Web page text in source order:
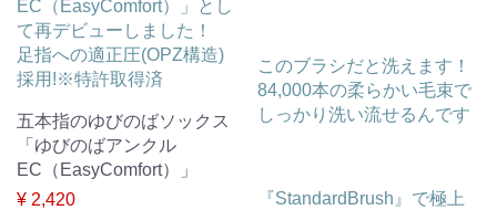
EC（EasyComfort）」とし
て再デビューしました！
足指への適正圧(OPZ構造)
採用!※特許取得済
五本指のゆびのばソックス
「ゆびのばアンクル
EC（EasyComfort）」
¥ 2,420
このブラシだと洗えます！
84,000本の柔らかい毛束で
しっかり洗い流せるんです
『StandardBrush』で極上